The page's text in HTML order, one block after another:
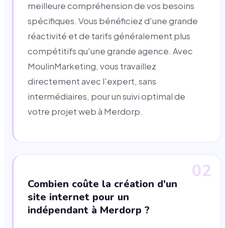
meilleure compréhension de vos besoins
spécifiques. Vous bénéficiez d'une grande
réactivité et de tarifs généralement plus
compétitifs qu'une grande agence. Avec
MoulinMarketing, vous travaillez
directement avec l'expert, sans
intermédiaires, pour un suivi optimal de
votre projet web à Merdorp.
02
Combien coûte la création d'un
site internet pour un
indépendant à Merdorp ?